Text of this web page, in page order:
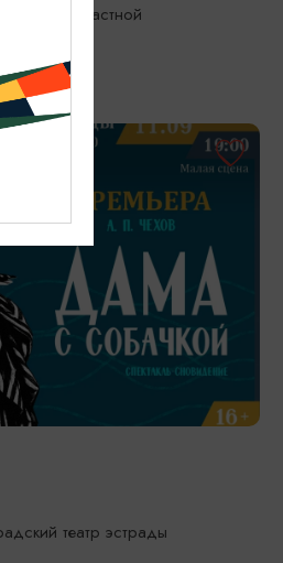
областной
театр эстрады